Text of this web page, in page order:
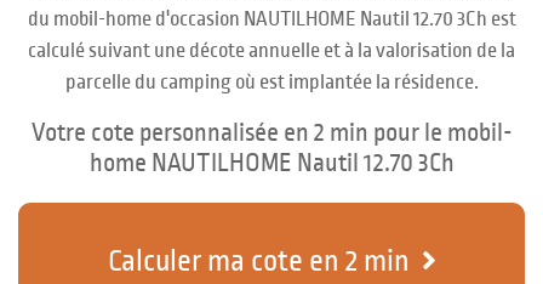
du mobil-home d'occasion NAUTILHOME Nautil 12.70 3Ch est
calculé suivant une décote annuelle et à la valorisation de la
parcelle du camping où est implantée la résidence.
Votre cote personnalisée en 2 min pour le mobil-
home NAUTILHOME Nautil 12.70 3Ch
Calculer ma cote en 2 min